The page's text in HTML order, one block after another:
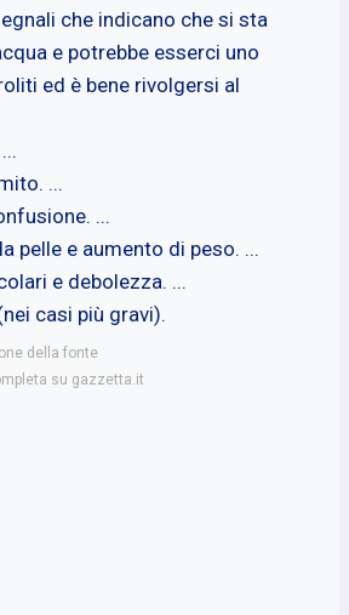
che indicano che si sta
e potrebbe esserci uno
ed è bene rivolgersi al
...
...
pelle e aumento di peso. ...
e debolezza. ...
casi più gravi).
della fonte
su gazzetta.it